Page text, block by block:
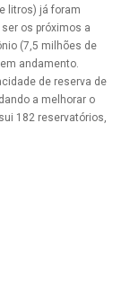
litros) já foram
os próximos a
(7,5 milhões de
andamento.
de reserva de
a melhorar o
182 reservatórios,